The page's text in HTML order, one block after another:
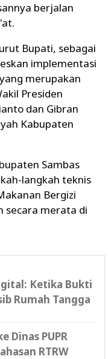
berjalan
Bupati, sebagai
implementasi
merupakan
Presiden
dan Gibran
Kabupaten
Sambas
langkah teknis
Bergizi
secara merata di
Ketika Bukti
Rumah Tangga
Dinas PUPR
RTRW